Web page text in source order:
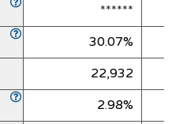
******
30.07%
22,932
2.98%